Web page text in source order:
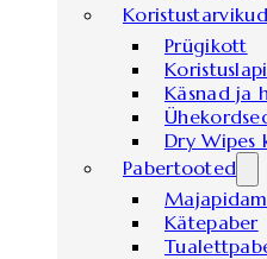
Koristustarvikud
Prügikott
Käsnad ja
Dry Wipes
Pabertooted
Kätepaber